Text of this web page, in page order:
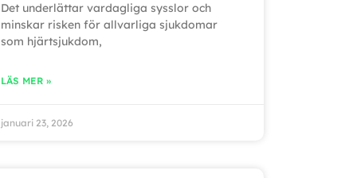
Det underlättar vardagliga sysslor och
minskar risken för allvarliga sjukdomar
som hjärtsjukdom,
LÄS MER »
januari 23, 2026